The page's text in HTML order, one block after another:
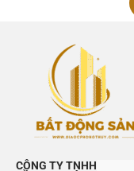
CÔNG TY TNHH